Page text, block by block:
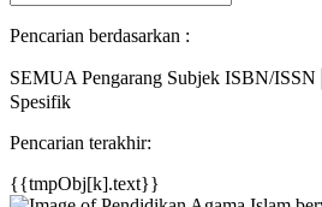
Pencarian berdasarkan :
SEMUA Pengarang Subjek ISBN/ISSN
Spesifik
Pencarian terakhir:
{{tmpObj[k].text}}